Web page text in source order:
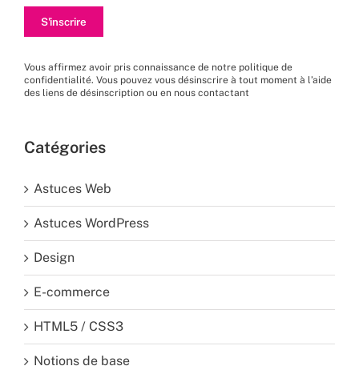
Vous affirmez avoir pris connaissance de notre politique de
confidentialité. Vous pouvez vous désinscrire à tout moment à l’aide
des liens de désinscription ou en nous contactant
Catégories
Astuces Web
Astuces WordPress
Design
E-commerce
HTML5 / CSS3
Notions de base